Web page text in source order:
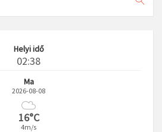
Helyi idő
02:38
Ma
2026-08-08
16°C
4m/s